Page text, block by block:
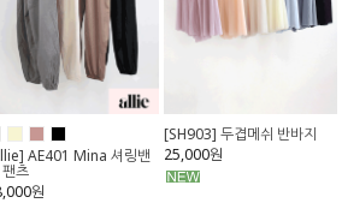
AE401 Mina 셔링밴
츠
원
[SH903] 두겹메쉬 반바지
25,000원